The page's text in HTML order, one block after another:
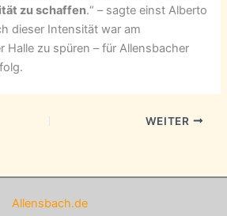
zu schaffen.“ – sagte einst Alberto
dieser Intensität war am
Halle zu spüren – für Allensbacher
WEITER
Allensbach.de